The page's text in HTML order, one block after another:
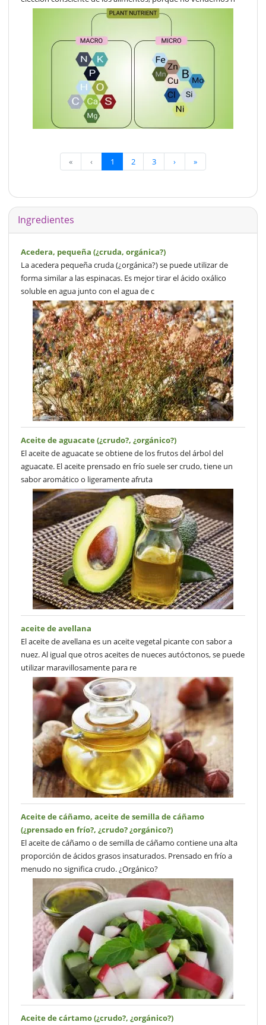
« ‹ 1 2 3 › »
Ingredientes
Acedera, pequeña (¿cruda, orgánica?)
La acedera pequeña cruda (¿orgánica?) se puede utilizar de
forma similar a las espinacas. Es mejor tirar el ácido oxálico
soluble en agua junto con el agua de c
Aceite de aguacate (¿crudo?, ¿orgánico?)
El aceite de aguacate se obtiene de los frutos del árbol del
aguacate. El aceite prensado en frío suele ser crudo, tiene un
sabor aromático o ligeramente afruta
aceite de avellana
El aceite de avellana es un aceite vegetal picante con sabor a
nuez. Al igual que otros aceites de nueces autóctonos, se puede
utilizar maravillosamente para re
Aceite de cáñamo, aceite de semilla de cáñamo
(¿prensado en frío?, ¿crudo? ¿orgánico?)
El aceite de cáñamo o de semilla de cáñamo contiene una alta
proporción de ácidos grasos insaturados. Prensado en frío a
menudo no significa crudo. ¿Orgánico?
Aceite de cártamo (¿crudo?, ¿orgánico?)